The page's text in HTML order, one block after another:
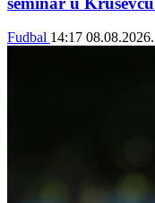
Fudbal 14:17 08.08.2026.